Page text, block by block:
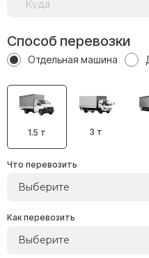
Способ перевозки
Отдельная машина
1.5 т 3 т
Что перевозить
Выберите
Как перевозить
Выберите